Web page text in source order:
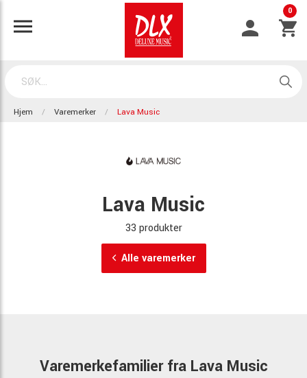
0
Hjem Varemerker Lava Music
Lava Music
33 produkter
Alle varemerker
Varemerkefamilier fra Lava Music